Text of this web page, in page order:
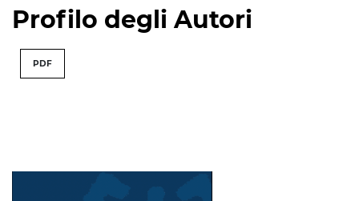
Profilo degli Autori
PDF